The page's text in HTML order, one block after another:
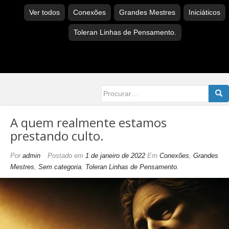
Ver todos Conexões Grandes Mestres Iniciáticos
Toleran Linhas de Pensamento.
for:
A quem realmente estamos
prestando culto.
Por admin Postado em 1 de janeiro de 2022 Em Conexões, Grandes
Mestres, Sem categoria, Toleran Linhas de Pensamento.